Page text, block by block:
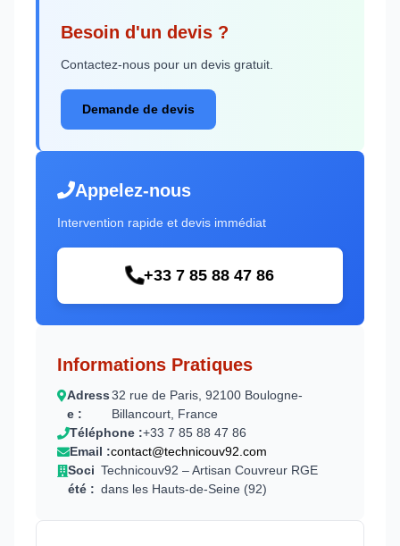
Besoin d'un devis ?
Contactez-nous pour un devis gratuit.
Demande de devis
Appelez-nous
Intervention rapide et devis immédiat
+33 7 85 88 47 86
Informations Pratiques
Adress
e :
32 rue de Paris, 92100 Boulogne-
Billancourt, France
Téléphone :+33 7 85 88 47 86
Email :contact@technicouv92.com
Soci
été :
Technicouv92 – Artisan Couvreur RGE
dans les Hauts-de-Seine (92)